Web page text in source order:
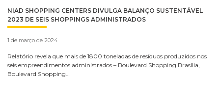
NIAD SHOPPING CENTERS DIVULGA BALANÇO SUSTENTÁVEL
2023 DE SEIS SHOPPINGS ADMINISTRADOS
1 de março de 2024
Relatório revela que mais de 1800 toneladas de resíduos produzidos nos
seis empreendimentos administrados – Boulevard Shopping Brasília,
Boulevard Shopping…